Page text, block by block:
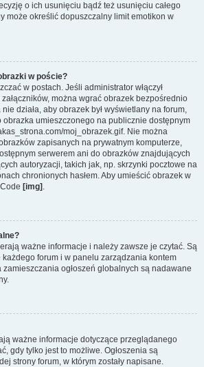
o ich usunięciu bądź też usunięciu całego
może określić dopuszczalny limit emotikon w
w poście?
w postach. Jeśli administrator włączył
można wgrać obrazek bezpośrednio
działa, aby obrazek był wyświetlany na forum,
umieszczonego na publicznie dostępnym
moj_obrazek.gif. Nie można
zapisanych na prywatnym komputerze,
serwerem ani do obrazków znajdujących
autoryzacji, takich jak, np. skrzynki pocztowe na
chronionych hasłem. Aby umieścić obrazek w
[img] .
ważne informacje i należy zawsze je czytać. Są
forum i w panelu zarządzania kontem
ogłoszeń globalnych są nadawane
ważne informacje dotyczące przeglądanego
gdy tylko jest to możliwe. Ogłoszenia są
strony forum, w którym zostały napisane.